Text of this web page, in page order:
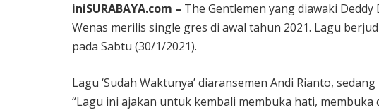
iniSURABAYA.com – The Gentlemen yang diawaki
Wenas merilis single gres di awal tahun 2021. Lagu
pada Sabtu (30/1/2021).
Lagu ‘Sudah Waktunya’ diaransemen Andi Rianto,
“Lagu ini ajakan untuk kembali membuka hati,